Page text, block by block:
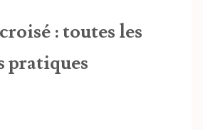
: toutes les
pratiques